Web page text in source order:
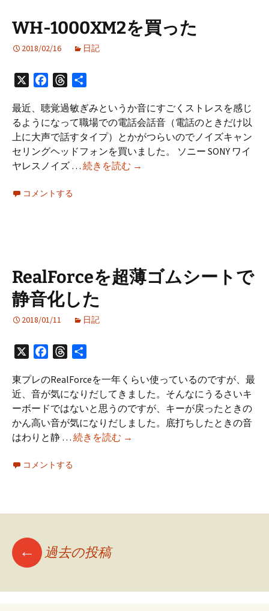
（Kindle
版）
入
情
報
WH-1000XM2を買った
2018/02/16 日記
FacebookThreads
最近、聴覚過敏ぎみというか音にすごくストレスを感じ
るようになって職場での電話会話音（電話のときだけ以
上に大声で話すタイプ）とかがつらいのでノイズキャン
セリングヘッドフォンを買いました。 ソニー SONY ワイ
ヤレスノイズ … 続きを読む WH-
→
コメントする
RealForceを超薄ゴムシートで
静音化した
2018/01/11 日記
FacebookThreads
東プレのRealForceを一年くらい使っているのですが、最
近、音が気になりだしてきました。そんなにうるさいキ
ーボードではないと思うのですが、キーが戻ったときの
かん高い音が気になりだしました。底打ちしたときの音
はわりと静 … 続きを読む RealForce
音
→
コメントする
投
稿
← 過去の投稿